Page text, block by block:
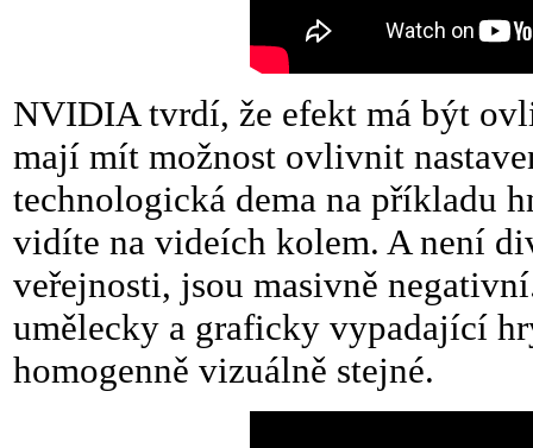
NVIDIA tvrdí, že efekt má být
mají mít možnost ovlivnit
technologická dema na příkladu
vidíte na videích kolem. A není
veřejnosti, jsou masivně
umělecky a graficky vypadající
homogenně vizuálně stejné.